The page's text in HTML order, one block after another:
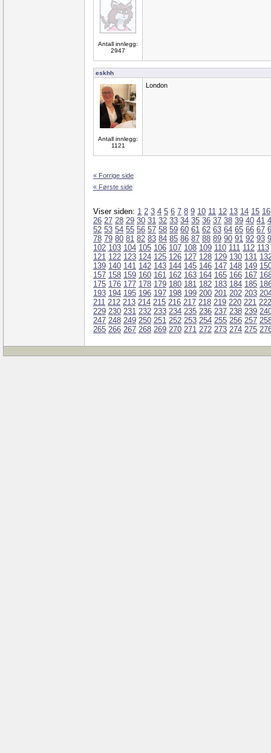
Antall innlegg:
2947
eskhh
Antall innlegg:
1121
London
« Forrige side
« Første side
Viser siden: 1 2 3 4 5 6 7 8 9 10 11 12 13 14 15 16
26 27 28 29 30 31 32 33 34 35 36 37 38 39 40 41
52 53 54 55 56 57 58 59 60 61 62 63 64 65 66 67
78 79 80 81 82 83 84 85 86 87 88 89 90 91 92 93
102 103 104 105 106 107 108 109 110 111 112 113
121 122 123 124 125 126 127 128 129 130 131
139 140 141 142 143 144 145 146 147 148 149
157 158 159 160 161 162 163 164 165 166 167
175 176 177 178 179 180 181 182 183 184 185
193 194 195 196 197 198 199 200 201 202 203
211 212 213 214 215 216 217 218 219 220 221 222
229 230 231 232 233 234 235 236 237 238 239
247 248 249 250 251 252 253 254 255 256 257
265 266 267 268 269 270 271 272 273 274 275